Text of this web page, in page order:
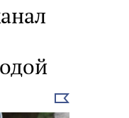
Выбрать
новость